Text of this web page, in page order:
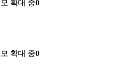
확대 중0
확대 중0